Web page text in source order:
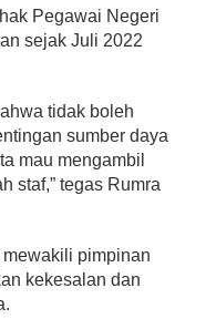
Pegawai Negeri
sejak Juli 2022
tidak boleh
sumber daya
mau mengambil
staf,” tegas Rumra
pimpinan
kekesalan dan